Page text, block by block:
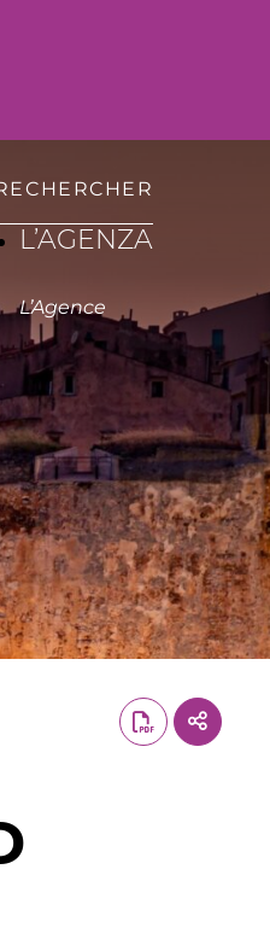
L’AGENZA
L’Agence